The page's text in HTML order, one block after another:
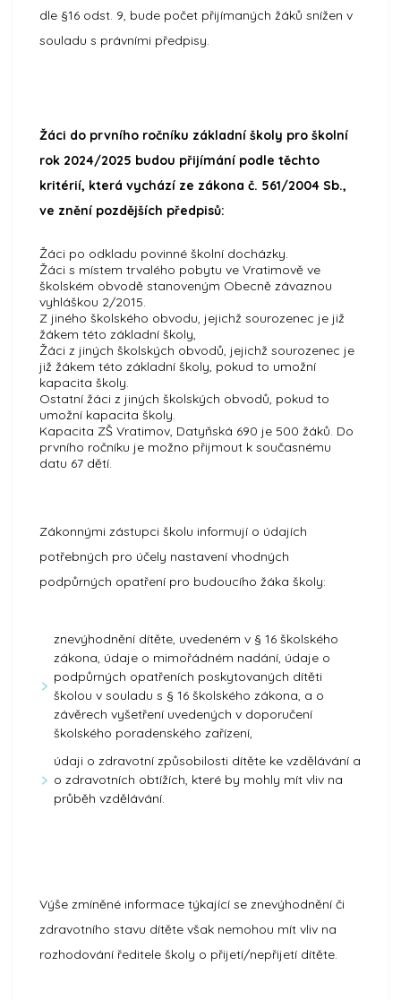
dle §16 odst. 9, bude počet přijímaných žáků snížen v
souladu s právními předpisy.
Žáci do prvního ročníku základní školy pro školní
rok 2024/2025 budou přijímání podle těchto
kritérií, která vychází ze zákona č. 561/2004 Sb.,
ve znění pozdějších předpisů:
Žáci po odkladu povinné školní docházky.
Žáci s místem trvalého pobytu ve Vratimově ve
školském obvodě stanoveným Obecně závaznou
vyhláškou 2/2015.
Z jiného školského obvodu, jejichž sourozenec je již
žákem této základní školy,
Žáci z jiných školských obvodů, jejichž sourozenec je
již žákem této základní školy, pokud to umožní
kapacita školy.
Ostatní žáci z jiných školských obvodů, pokud to
umožní kapacita školy.
Kapacita ZŠ Vratimov, Datyňská 690 je 500 žáků. Do
prvního ročníku je možno přijmout k současnému
datu 67 dětí.
Zákonnými zástupci školu informují o údajích
potřebných pro účely nastavení vhodných
podpůrných opatření pro budoucího žáka školy:
znevýhodnění dítěte, uvedeném v § 16 školského
zákona, údaje o mimořádném nadání, údaje o
podpůrných opatřeních poskytovaných dítěti
školou v souladu s § 16 školského zákona, a o
závěrech vyšetření uvedených v doporučení
školského poradenského zařízení,
údaji o zdravotní způsobilosti dítěte ke vzdělávání a
o zdravotních obtížích, které by mohly mít vliv na
průběh vzdělávání.
Výše zmíněné informace týkající se znevýhodnění či
zdravotního stavu dítěte však nemohou mít vliv na
rozhodování ředitele školy o přijetí/nepřijetí dítěte.